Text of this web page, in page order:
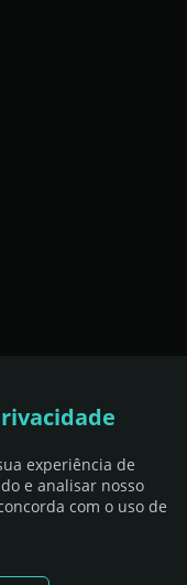
experiência de
e analisar nosso
com o uso de